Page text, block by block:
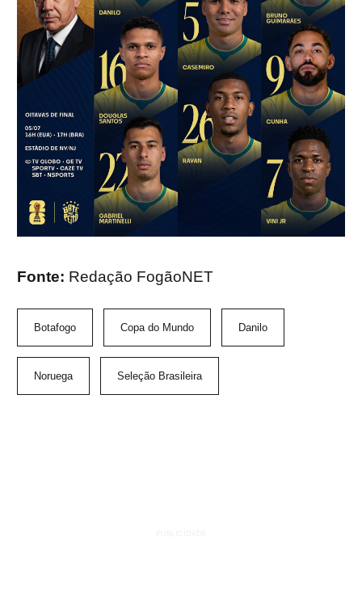
Fonte: Redação FogãoNET
Botafogo Copa do Mundo Danilo
Noruega Seleção Brasileira